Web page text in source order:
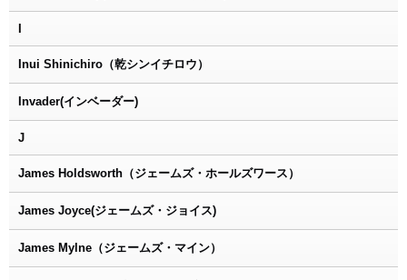
Inui Shinichiro（乾シンイチロウ）
Invader(インベーダー)
J
James Holdsworth（ジェームズ・ホールズワース）
James Joyce(ジェームズ・ジョイス)
James Mylne（ジェームズ・マイン）